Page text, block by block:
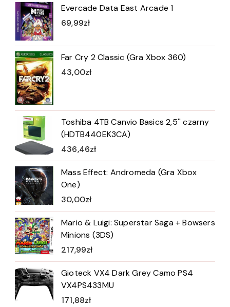
Evercade Data East Arcade 1
69,99zł
Far Cry 2 Classic (Gra Xbox 360)
43,00zł
Toshiba 4TB Canvio Basics 2,5'' czarny
(HDTB440EK3CA)
436,46zł
Mass Effect: Andromeda (Gra Xbox
One)
30,00zł
Mario & Luigi: Superstar Saga + Bowsers
Minions (3DS)
217,99zł
Gioteck VX4 Dark Grey Camo PS4
VX4PS433MU
171,88zł